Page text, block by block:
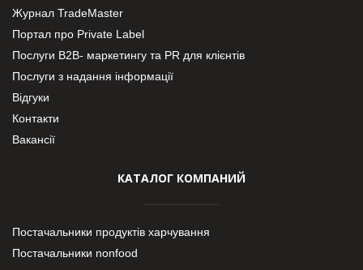
Журнал TradeMaster
Портал про Private Label
Послуги В2В- маркетингу та PR для клієнтів
Послуги з надання інформації
Відгуки
Контакти
Вакансії
КАТАЛОГ КОМПАНИЙ
Постачальники продуктів харчування
Постачальники nonfood